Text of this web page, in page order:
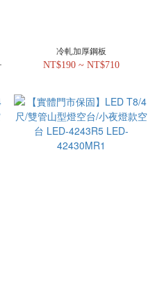
冷軋加厚鋼板
NT$190 ~ NT$710